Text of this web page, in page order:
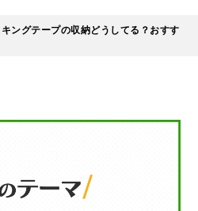
キングテープの収納どうしてる？おすす